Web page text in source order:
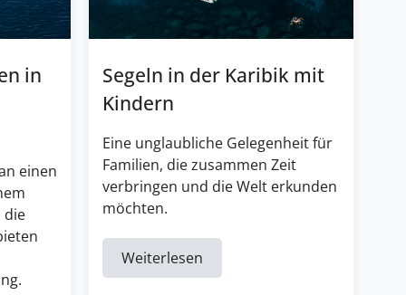
in
einen
die
Segeln in der Karibik mit
Kindern
Eine unglaubliche Gelegenheit für
Familien, die zusammen Zeit
verbringen und die Welt erkunden
möchten.
Weiterlesen